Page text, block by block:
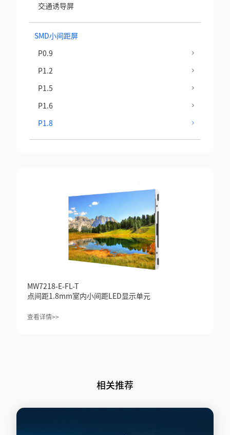
交通诱导屏
SMD小间距屏
P0.9
P1.2
P1.5
P1.6
P1.8
MW7218-E-FL-T
点间距1.8mm室内小间距LED显示单元
查看详情>>
相关推荐